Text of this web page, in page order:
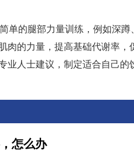
单的腿部力量训练，例如深蹲
肉的力量，提高基础代谢率，
业人士建议，制定适合自己的
怎么办